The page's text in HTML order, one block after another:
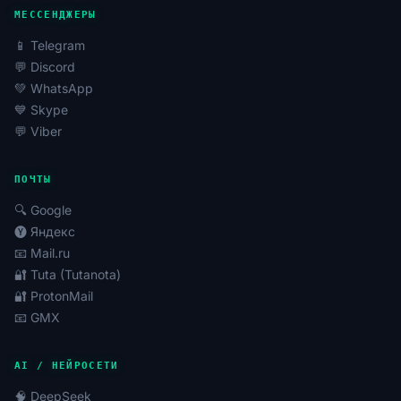
отправка реакций, участие в опросах. Это
профилей.
Использование для искусственного
и доверия к сообществам. Аккаунты Telegram
Мультиаккаунтинг и A/B тестирование:
Управление несколькими учётными записями
одновременно для тестирования различных
стратегий и гипотез. Купить акк в ТГ для
мультиаккаунтинга — это эффективное
МЕССЕНДЖЕРЫ
📱 Telegram
💬 Discord
💚 WhatsApp
💙 Skype
💬 Viber
ПОЧТЫ
🔍 Google
🅨 Яндекс
📧 Mail.ru
🔐 Tuta (Tutanota)
🔐 ProtonMail
📧 GMX
AI / НЕЙРОСЕТИ
🧠 DeepSeek